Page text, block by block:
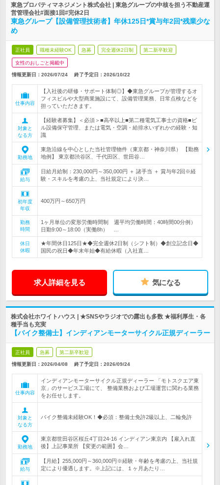
東急プロパティマネジメント株式会社 | 東急グループの中核を担う不動産運
営管理会社#面接1回#完休2日
東急グループ【設備管理技術者】年休125日*賞与年2回*残業少な
め
正社員 職種未経験OK 急募 完全週休2日制 第二新卒歓迎
女性のおしごと掲載中
情報更新日：2026/07/24 終了予定日： 2026/10/22
仕事内容
【入社後の研修・サポート体制◎】◆東急グループが管理するオ
フィスビルや大型商業施設にて、設備管理業務、日常点検などを
担っていただきます。
対象と
なる方
【経験者募集】＜必須＞■高卒以上■第二種電気工事士の資格■ビ
ル設備保守管理、または電気・空調・給排水いずれかの経験・知
識
勤務地
東急沿線を中心とした当社管理物件（東京都・神奈川県） 【勤務
地例】 東京都渋谷区、千代田区、世田谷…
給与
日給月給制：230,000円～350,000円 ＋ 諸手当 ＋ 賞与年2回※経
験・スキルを考慮の上、当社規定により決…
初年度
年収
400万円～650万円
勤務
時間
1ヶ月単位の変形労働時間制 週平均労働時間：40時間00分例）
日勤9:00～18:00（実働8h） …
休日
休暇
★年間休日125日★◆完全週休2日制（シフト制）◆創立記念日◆
国民の祝日◆年末年始◆有給休暇（入社直…
求人詳細を見る 気になる
株式会社ホワイトハウス | ★SNSやラジオでの露出も多数 ★福利厚生・各
種手当も充実
【バイク整備士】インディアンモーターサイクル正規ディーラー
正社員 急募 第二新卒歓迎
情報更新日：2026/04/08 終了予定日： 2026/09/24
仕事内容
インディアンモーターサイクル正規ディーラー 「モトスクエア東
京」のサービス工場にて、 整備業務および工場運営に関わる業務
をお任せします。
対象と
なる方
バイク整備未経験OK！◆必須：整備士免許2級以上、二輪免許
勤務地
東京都世田谷区桜丘4丁目24-16 インディアン東京内 【雇入れ直
後】上記事業所 【変更の範囲】会…
給与
【月給】255,000円～360,000円※経験・年齢を考慮の上、当社規
定により優遇します。※上記には、１ヶ月あたり…